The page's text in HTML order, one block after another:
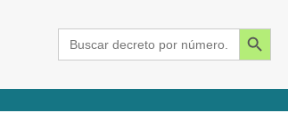
Search
for:
Search Button